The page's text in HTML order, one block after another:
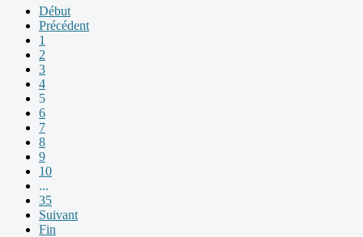
Début
Précédent
1
2
3
4
5
6
7
8
9
10
...
35
Suivant
Fin